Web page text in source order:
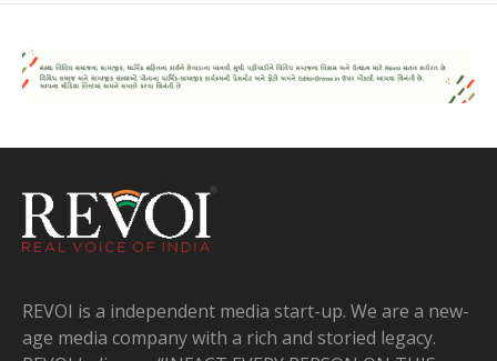
REVOI is a independent media start-up. We are a new-
age media company with a rich and storied legacy.